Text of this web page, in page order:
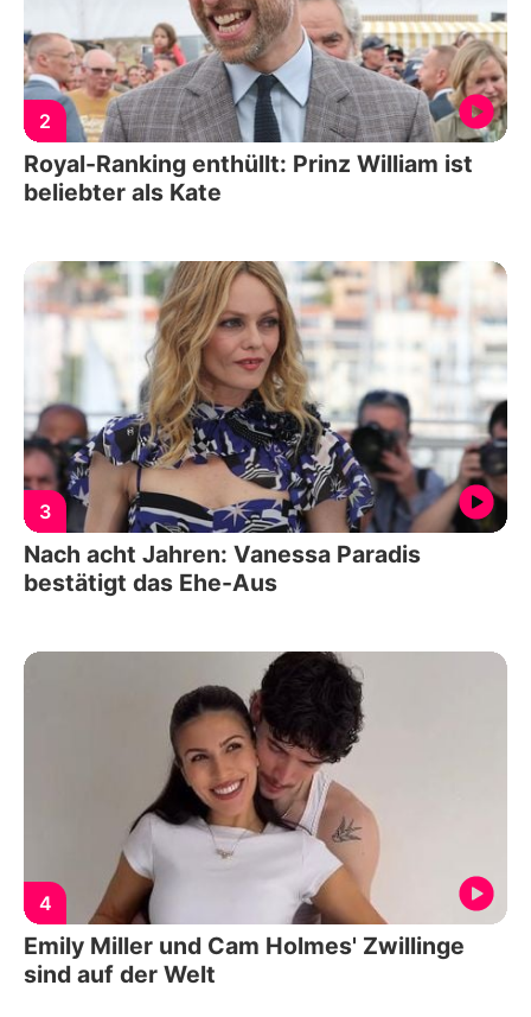
2
Royal-Ranking enthüllt: Prinz William ist
beliebter als Kate
3
Nach acht Jahren: Vanessa Paradis
bestätigt das Ehe-Aus
4
Emily Miller und Cam Holmes' Zwillinge
sind auf der Welt